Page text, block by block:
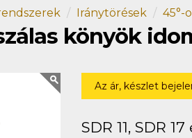
Iránytörések 45°-
könyök
Az ár, készlet
SDR 11, SDR